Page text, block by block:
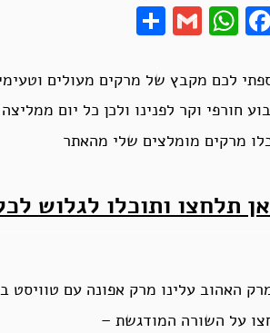
Facebook
WhatsApp
Gmail
לכם מקבץ של מרקים מעולים
חורפי וקר לפנינו ולכן כל יום
מרקים מומלצים שלי מהאתר
תלחצו ותוכלו לגלוש
האהוב עלינו מרק אפונה עם טוויסט
על השורה המודגשת –